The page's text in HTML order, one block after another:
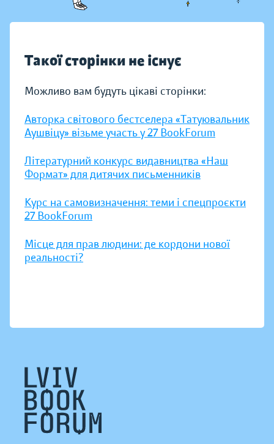
Такої сторінки не існує
Можливо вам будуть цікаві сторінки:
Авторка світового бестселера «Татуювальник
Аушвіцу» візьме участь у 27 BookForum
Літературний конкурс видавництва «Наш
Формат» для дитячих письменників
Курс на самовизначення: теми і спецпроєкти
27 BookForum
Місце для прав людини: де кордони нової
реальності?